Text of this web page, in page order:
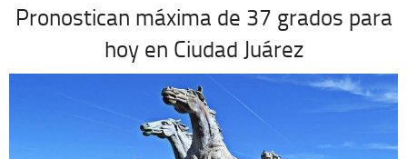
Pronostican máxima de 37 grados para
hoy en Ciudad Juárez